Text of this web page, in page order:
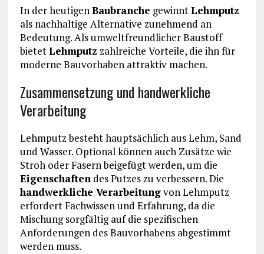
In der heutigenBaubranche gewinntLehmputz
als nachhaltige Alternative zunehmend an
Bedeutung. Als umweltfreundlicher Baustoff
bietetLehmputz zahlreiche Vorteile, die ihn für
moderne Bauvorhaben attraktiv machen.
Zusammensetzung und handwerkliche
Verarbeitung
Lehmputz besteht hauptsächlich aus Lehm, Sand
und Wasser. Optional können auch Zusätze wie
Stroh oder Fasern beigefügt werden, um die
Eigenschaftendes Putzes zu verbessern. Die
handwerkliche Verarbeitungvon Lehmputz
erfordert Fachwissen und Erfahrung, da die
Mischung sorgfältig auf die spezifischen
Anforderungen des Bauvorhabens abgestimmt
werden muss.